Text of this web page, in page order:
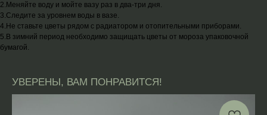
2.Меняйте воду и мойте вазу раз в два-три дня.
3.Следите за уровнем воды в вазе.
4.Не ставьте цветы рядом с радиатором и отопительными приборами.
5.В зимний период необходимо защищать цветы от мороза упаковочной
бумагой.
УВЕРЕНЫ, ВАМ ПОНРАВИТСЯ!